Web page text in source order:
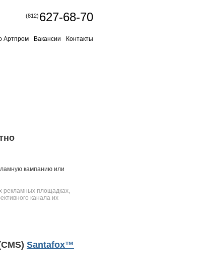
(812)627-68-70
Артпром Вакансии Контакты
кампанию или
рекламных площадках,
канала их
Santafox™